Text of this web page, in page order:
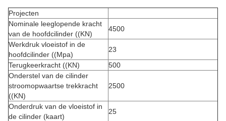
Projecten
Nominale leeglopende kracht
van de hoofdcilinder ((KN)
4500
Werkdruk vloeistof in de
hoofdcilinder ((Mpa)
23
Terugkeerkracht ((KN)
500
Onderstel van de cilinder
stroomopwaartse trekkracht
((KN)
2500
Onderdruk van de vloeistof in
de cilinder (kaart)
25